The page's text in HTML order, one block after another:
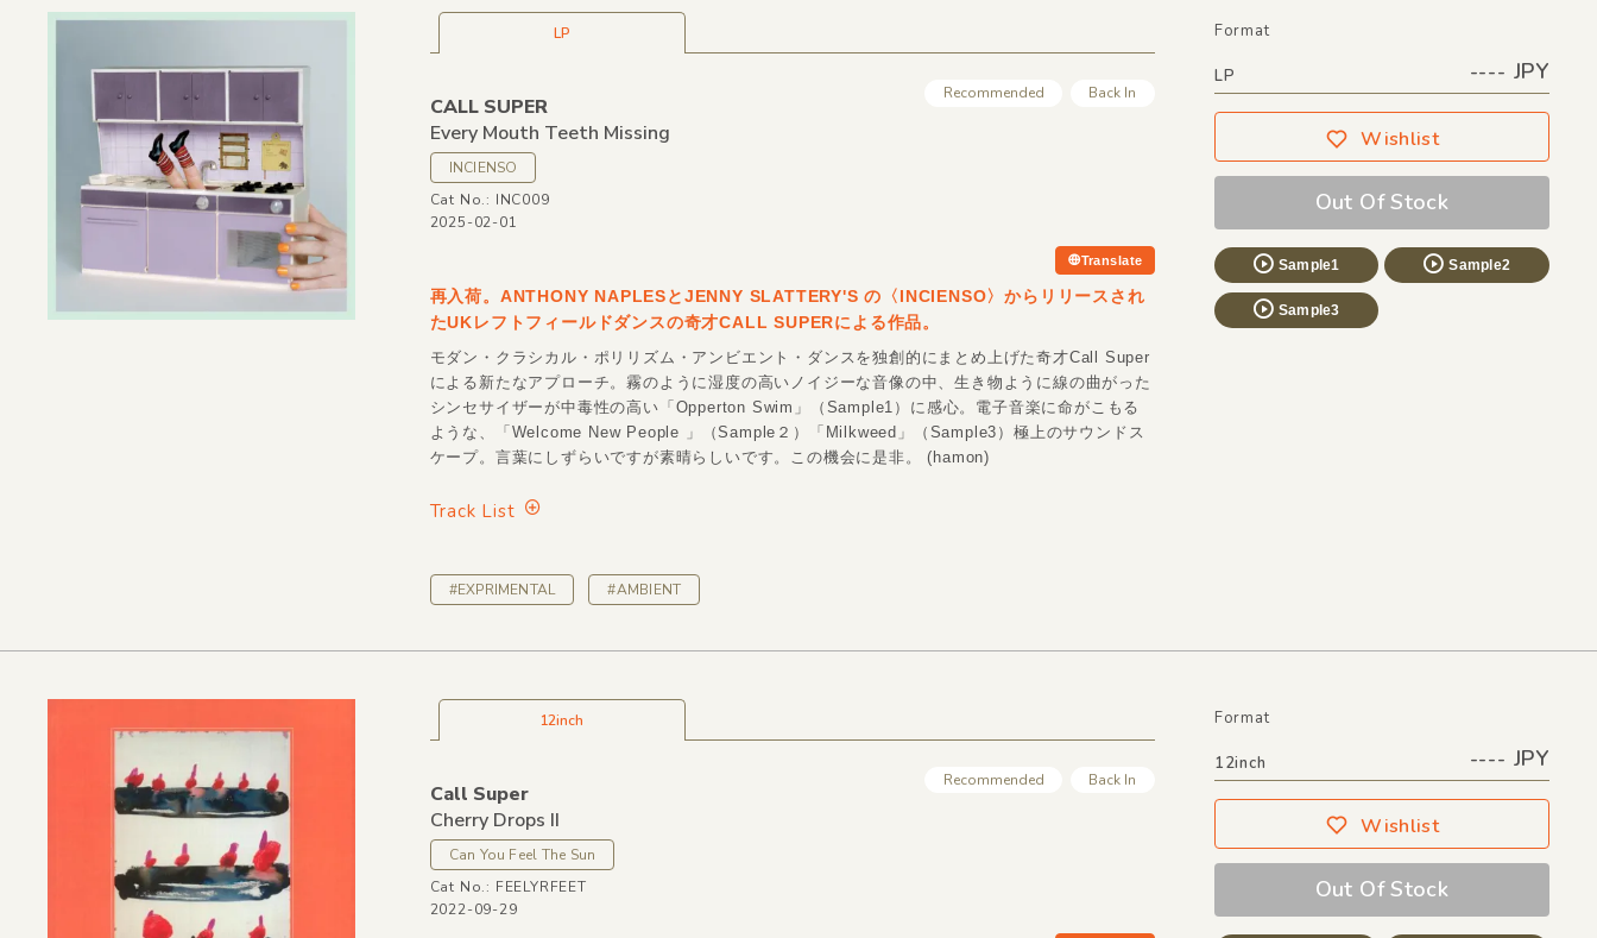
LP
Recommended Back In
CALL SUPER
Every Mouth Teeth Missing
INCIENSO
Cat No.: INC009
2025-02-01
Translate
Format
LP ---- JPY
Wishlist
Out Of Stock
Sample1 Sample2
Sample3
再入荷。ANTHONY NAPLESとJENNY SLATTERY'S の〈INCIENSO〉からリリースされ
たUKレフトフィールドダンスの奇才CALL SUPERによる作品。
モダン・クラシカル・ポリリズム・アンビエント・ダンスを独創的にまとめ上げた奇才Call Super
による新たなアプローチ。霧のように湿度の高いノイジーな音像の中、生き物ように線の曲がった
シンセサイザーが中毒性の高い「Opperton Swim」（Sample1）に感心。電子音楽に命がこもる
ような、「Welcome New People 」（Sample２）「Milkweed」（Sample3）極上のサウンドス
ケープ。言葉にしずらいですが素晴らしいです。この機会に是非。 (hamon)
Track List
#EXPRIMENTAL #AMBIENT
12inch
Recommended Back In
Call Super
Cherry Drops II
Can You Feel The Sun
Cat No.: FEELYRFEET
2022-09-29
Format
12inch ---- JPY
Wishlist
Out Of Stock